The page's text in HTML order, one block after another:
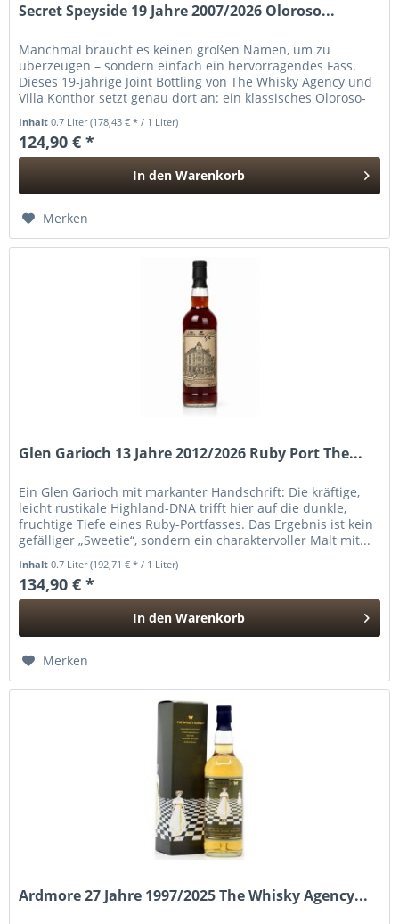
Secret Speyside 19 Jahre 2007/2026 Oloroso...
Manchmal braucht es keinen großen Namen, um zu
überzeugen – sondern einfach ein hervorragendes Fass.
Dieses 19-jährige Joint Bottling von The Whisky Agency und
Villa Konthor setzt genau dort an: ein klassisches Oloroso-
Inhalt0.7 Liter(178,43 € * / 1 Liter)
124,90 € *
In den Warenkorb
Merken
Glen Garioch 13 Jahre 2012/2026 Ruby Port The...
Ein Glen Garioch mit markanter Handschrift: Die kräftige,
leicht rustikale Highland-DNA trifft hier auf die dunkle,
fruchtige Tiefe eines Ruby-Portfasses. Das Ergebnis ist kein
gefälliger „Sweetie“, sondern ein charaktervoller Malt mit...
Inhalt0.7 Liter(192,71 € * / 1 Liter)
134,90 € *
In den Warenkorb
Merken
Ardmore 27 Jahre 1997/2025 The Whisky Agency...